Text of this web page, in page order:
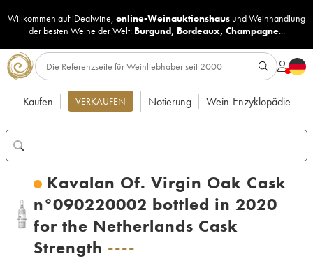
Willkommen auf iDealwine, online-Weinauktionshaus undWeinhandlung
der besten Weine der Welt: Burgund, Bordeaux, Champagne...
Kaufen VERKAUFEN Notierung Wein-Enzyklopädie
Kavalan Of. Virgin Oak Cask
n°090220002 bottled in 2020
for the Netherlands Cask
Strength ----